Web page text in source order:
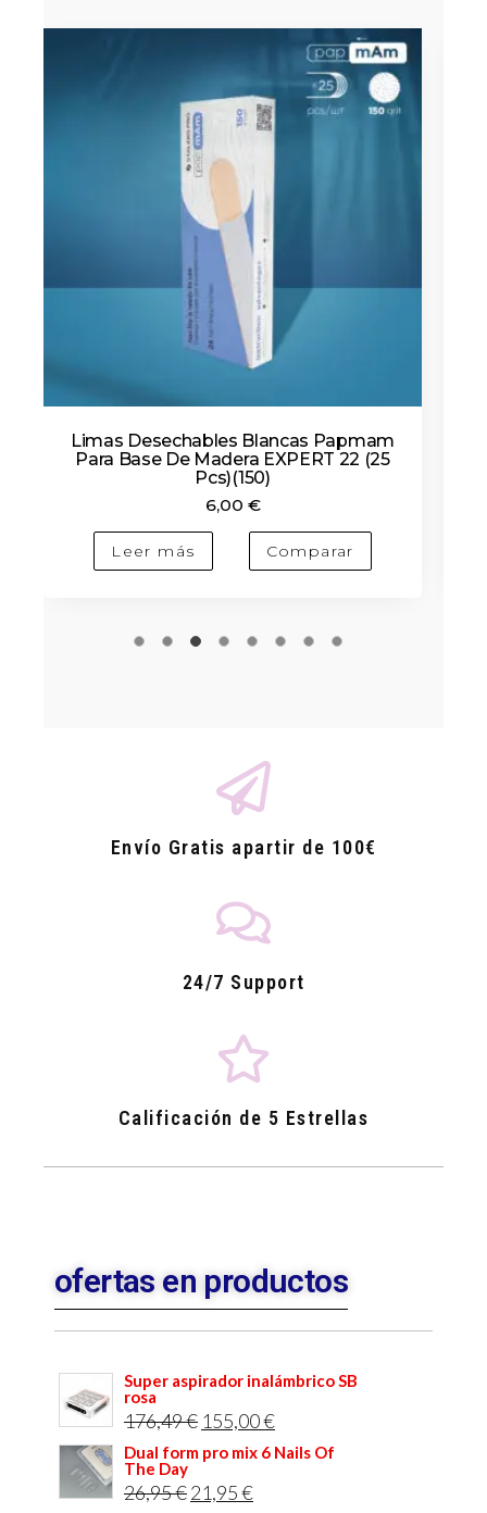
Limas Desechables Blancas Papmam
Para Base De Madera EXPERT 22 (25
Pcs)(100)
6,00 €
Añadir al carrito Comparar
Envío Gratis apartir de 100€
24/7 Support
Calificación de 5 Estrellas
ofertas en productos
Super aspirador inalámbrico SB
rosa
176,49€ 155,00€
Dual form pro mix 6 Nails Of
The Day
26,95€21,95€